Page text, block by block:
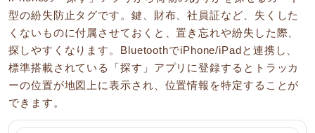
型の紛失防止タグです。鍵、財布、社員証など、失くした
くないものに付属させておくと、置き忘れや紛失した際、
探しやすくなります。BluetoothでiPhone/iPadと連携し、
標準搭載されている「探す」アプリに登録するとトラッカ
ーの位置が地図上に表示され、位置情報を特定することが
できます。